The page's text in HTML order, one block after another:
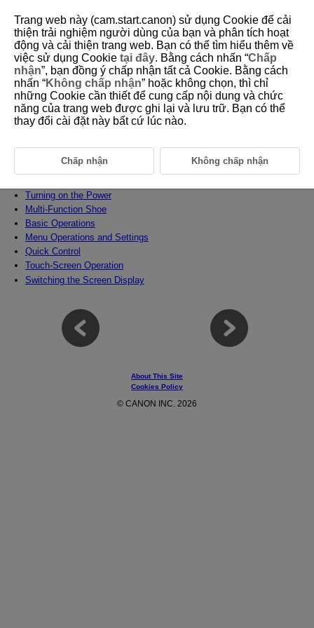
D292-014
Preparation and Basic Operations
This chapter describes preparatory steps before you start shooting and
Inserting/Removing the Battery and Card
Turning on the Power
Multi-Function Shoe
Basic Operations
Menu Operations and Settings
Quick Control
Touch-Screen Operation
Switching the Screen Display
About This Site
Cookies Policy
© CANON INC. 2026
Trang web này (cam.start.canon) sử dụng Cookie để cải
thiện trải nghiệm người dùng của bạn và phân tích hoạt
động và cải thiện trang web. Bạn có thể tìm hiểu thêm về
việc sử dụng Cookie tại đây. Bằng cách nhấn “Chấp
nhận”, bạn đồng ý chấp nhận tất cả Cookie. Bằng cách
nhấn “Không chấp nhận” hoặc không chọn, thì chỉ
những Cookie cần thiết để cung cấp nội dung và chức
năng của trang web được ghi lại và lưu trữ. Bạn có thể
thay đổi cài đặt này bất cứ lúc nào.
Chấp nhận Không chấp nhận